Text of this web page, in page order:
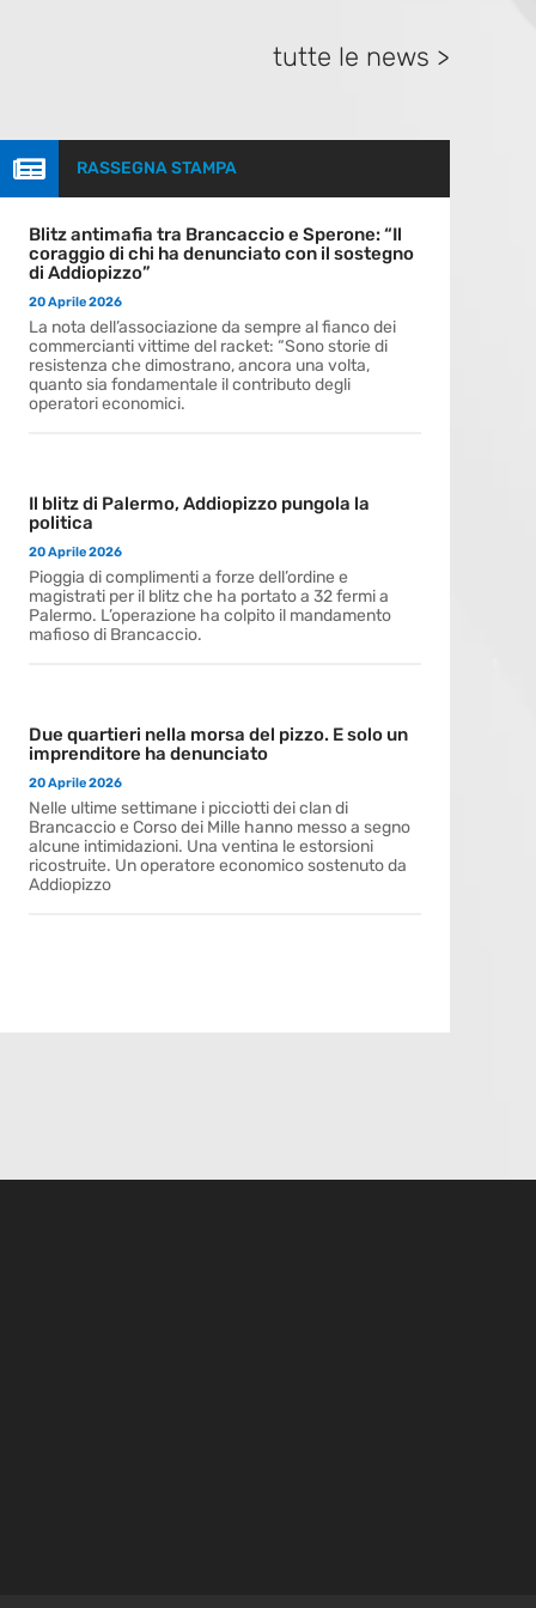
tutte le news >
 RASSEGNA STAMPA
Blitz antimafia tra Brancaccio e Sperone: “Il
coraggio di chi ha denunciato con il sostegno
di Addiopizzo”
20 Aprile 2026
La nota dell’associazione da sempre al fianco dei
commercianti vittime del racket: “Sono storie di
resistenza che dimostrano, ancora una volta,
quanto sia fondamentale il contributo degli
operatori economici.
Il blitz di Palermo, Addiopizzo pungola la
politica
20 Aprile 2026
Pioggia di complimenti a forze dell’ordine e
magistrati per il blitz che ha portato a 32 fermi a
Palermo. L’operazione ha colpito il mandamento
mafioso di Brancaccio.
Due quartieri nella morsa del pizzo. E solo un
imprenditore ha denunciato
20 Aprile 2026
Nelle ultime settimane i picciotti dei clan di
Brancaccio e Corso dei Mille hanno messo a segno
alcune intimidazioni. Una ventina le estorsioni
ricostruite. Un operatore economico sostenuto da
Addiopizzo